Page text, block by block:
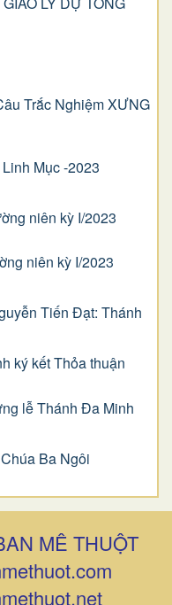
Trắc Nghiệm XƯNG
Mục -2023
niên kỳ I/2023
niên kỳ I/2023
Tiến Đạt: Thánh
ký kết Thỏa thuận
lễ Thánh Đa Minh
Ba Ngôi
MÊ THUỘT